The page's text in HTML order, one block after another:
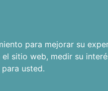
para mejorar su
el sitio web, medir su
usted.